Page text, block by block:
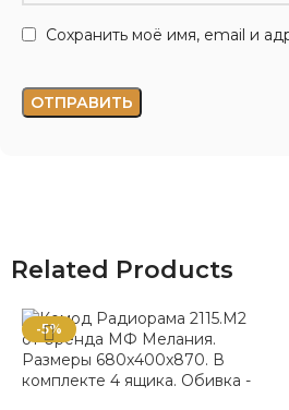
Сохранить моё имя, email и
Related Products
-5%